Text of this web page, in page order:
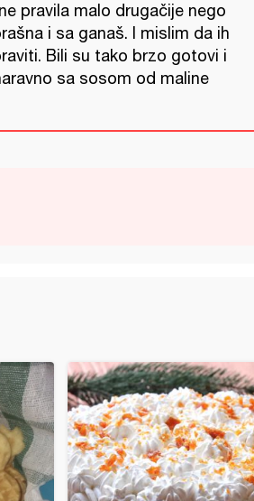
pravila malo drugačije nego
i sa ganaš. I mislim da ih
Bili su tako brzo gotovi i
sa sosom od maline